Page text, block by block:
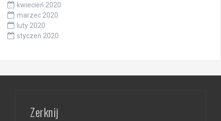
kwiecień 2020
marzec 2020
luty 2020
styczeń 2020
Zerknij